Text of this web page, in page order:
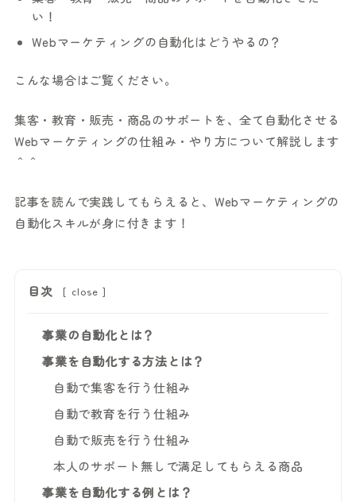
い！
Webマーケティングの自動化はどうやるの？
こんな場合はご覧ください。
集客・教育・販売・商品のサポートを、全て自動化させる
Webマーケティングの仕組み・やり方について解説します
＾＾
記事を読んで実践してもらえると、Webマーケティングの
自動化スキルが身に付きます！
目次 [ close ]
事業の自動化とは？
事業を自動化する方法とは？
自動で集客を行う仕組み
自動で教育を行う仕組み
自動で販売を行う仕組み
本人のサポート無しで満足してもらえる商品
事業を自動化する例とは？